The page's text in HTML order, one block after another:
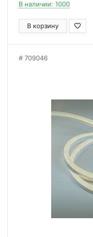
В наличии: 1000
В корзину
709046